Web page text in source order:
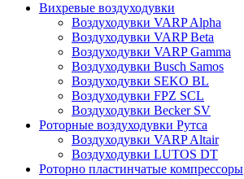
Вихревые воздуходувки
Воздуходувки VARP Alpha
Воздуходувки VARP Beta
Воздуходувки VARP Gamma
Воздуходувки Busch Samos
Воздуходувки SEKO BL
Воздуходувки FPZ SCL
Воздуходувки Becker SV
Роторные воздуходувки Рутса
Воздуходувки VARP Altair
Воздуходувки LUTOS DT
Роторно пластинчатые компрессоры